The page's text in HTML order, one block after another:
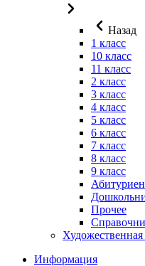
Назад
1 класс
10 класс
11 класс
2 класс
3 класс
4 класс
5 класс
6 класс
7 класс
8 класс
9 класс
Прочее
Художественная
Информация